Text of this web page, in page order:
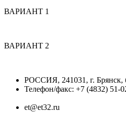
ВАРИАНТ 1
ВАРИАНТ 2
РОССИЯ, 241031, г. Брянск,
Телефон/факс: +7 (4832) 51-
et@et32.ru